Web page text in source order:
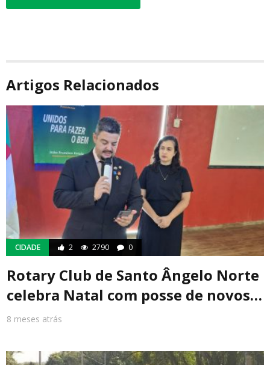
Artigos Relacionados
CIDADE 2 2790 0
Rotary Club de Santo Ângelo Norte
celebra Natal com posse de novos…
8 meses atrás